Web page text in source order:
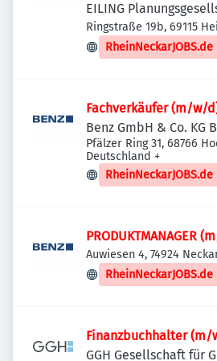
EILING
Ringstraße 19b, 69115
Deutschland
RheinNeckarJOBS.de
Fachverkäufer (m/w/
Benz GmbH & Co. KG
Pfälzer Ring 31, 68766
Deutschland +
RheinNeckarJOBS.de
PRODUKTMANAGER
Auwiesen 4, 74924
Deutschland
RheinNeckarJOBS.de
Finanzbuchhalter (m/
GGH Gesellschaft für